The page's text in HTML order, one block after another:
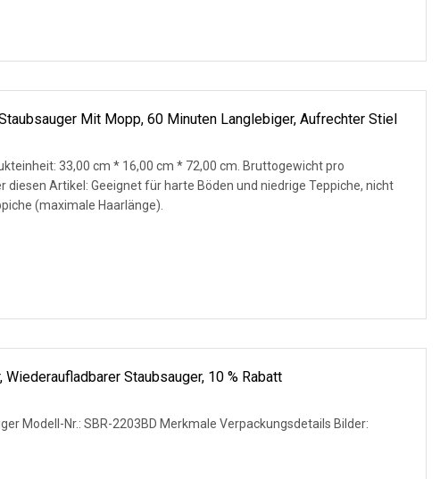
Mit Mopp, 60 Minuten Langlebiger, Aufrechter Stiel
33,00 cm * 16,00 cm * 72,00 cm. Bruttogewicht pro
diesen Artikel: Geeignet für harte Böden und niedrige Teppiche, nicht
(maximale Haarlänge).
Staubsauger, 10 % Rabatt
Modell-Nr.: SBR-2203BD Merkmale Verpackungsdetails Bilder: